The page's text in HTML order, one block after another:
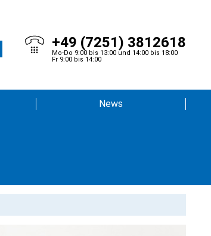
+49 (7251) 3812618
Mo-Do 9:00 bis 13:00 und 14:00 bis 18:00
Fr 9:00 bis 14:00
News